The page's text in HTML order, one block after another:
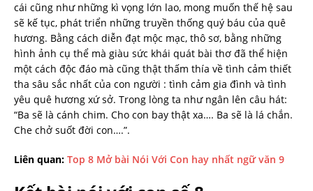
cái cũng như những kì vọng lớn lao, mong muốn thế hệ sau
sẽ kế tục, phát triển những truyền thống quý báu của quê
hương. Bằng cách diễn đạt mộc mạc, thô sơ, bằng những
hình ảnh cụ thể mà giàu sức khái quát bài thơ đã thể hiện
một cách độc đáo mà cũng thật thấm thía về tình cảm thiết
tha sâu sắc nhất của con người : tình cảm gia đình và tình
yêu quê hương xứ sở. Trong lòng ta như ngân lên câu hát:
“Ba sẽ là cánh chim. Cho con bay thật xa…. Ba sẽ là lá chắn.
Che chở suốt đời con….”.
Liên quan: Top 8 Mở bài Nói Với Con hay nhất ngữ văn 9